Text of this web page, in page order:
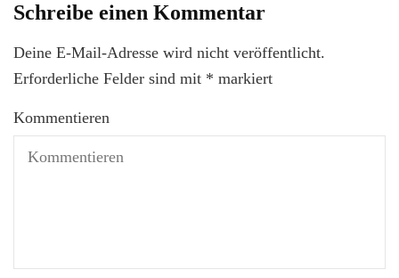
Schreibe einen Kommentar
Deine E-Mail-Adresse wird nicht veröffentlicht.
Erforderliche Felder sind mit * markiert
Kommentieren